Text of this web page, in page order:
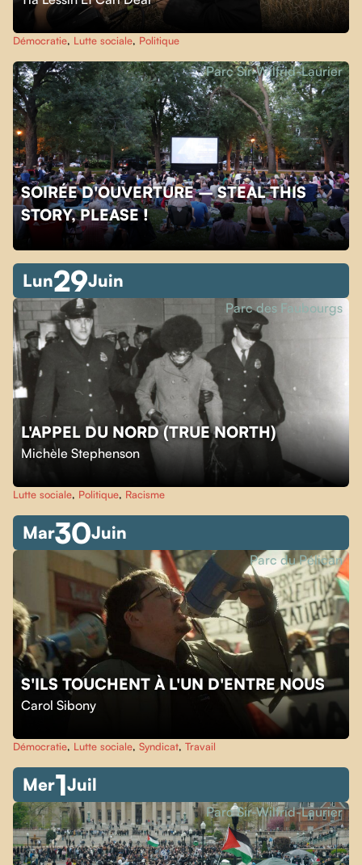
Démocratie, Lutte sociale, Politique
SOIRÉE D'OUVERTURE – STEAL THIS
STORY, PLEASE !
Parc Sir-Wilfrid-Laurier
Lun29Juin
L'APPEL DU NORD (TRUE NORTH)
Michèle Stephenson
Parc des Faubourgs
Lutte sociale, Politique, Racisme
Mar30Juin
S'ILS TOUCHENT À L'UN D'ENTRE NOUS
Carol Sibony
Parc du Pélican
Démocratie, Lutte sociale, Syndicat, Travail
Mer1Juil
Parc Sir-Wilfrid-Laurier